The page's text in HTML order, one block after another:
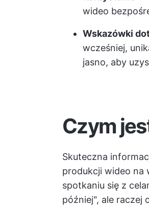
wideo
Wskazówki
wcześniej,
jasno, aby
Czym
Skuteczna
produkcji wideo na
spotkaniu się z
później", ale raczej